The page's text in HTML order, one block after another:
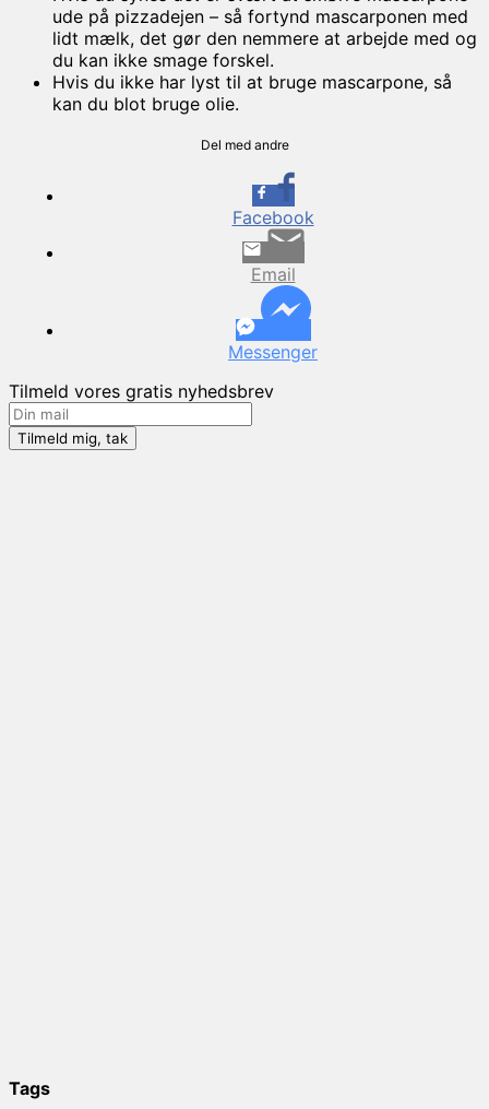
ude på pizzadejen – så fortynd mascarponen med
lidt mælk, det gør den nemmere at arbejde med og
du kan ikke smage forskel.
Hvis du ikke har lyst til at bruge mascarpone, så
kan du blot bruge olie.
Del med andre
Facebook
Email
Messenger
Tilmeld vores gratis nyhedsbrev
Tags